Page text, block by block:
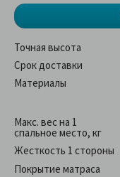
Точная высота
Срок доставки
Материалы
Макс. вес на 1
спальное место, кг
Жесткость 1 стороны
Покрытие матраса